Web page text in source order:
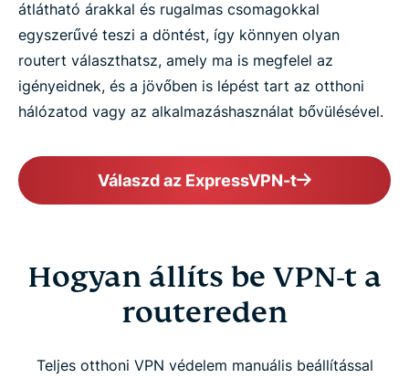
átlátható árakkal és rugalmas csomagokkal
egyszerűvé teszi a döntést, így könnyen olyan
routert választhatsz, amely ma is megfelel az
igényeidnek, és a jövőben is lépést tart az otthoni
hálózatod vagy az alkalmazáshasználat bővülésével.
Válaszd az ExpressVPN-t
Hogyan állíts be VPN-t a
routereden
Teljes otthoni VPN védelem manuális beállítással